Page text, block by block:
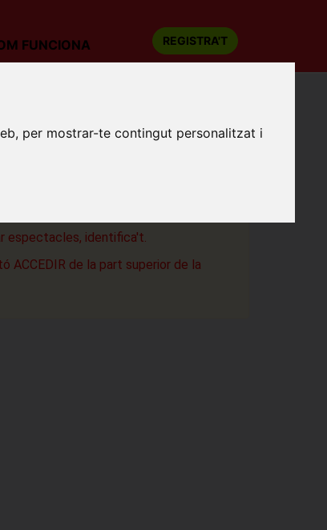
per mostrar-te contingut personalitzat i
FUNCIONA REGISTRA'T
espectacles, identifica't.
ACCEDIR de la part superior de la